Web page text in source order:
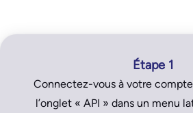
Étape 1
Connectez-vous à votre
l’onglet « API » dans un menu